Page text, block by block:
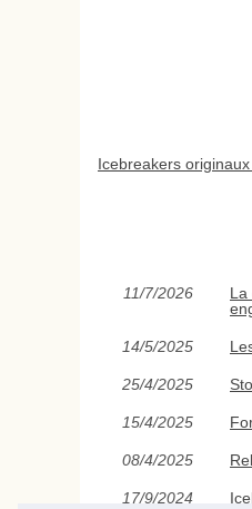
Icebreakers
11/7/2026
La
14/5/2025
25/4/2025
15/4/2025
08/4/2025
17/9/2024